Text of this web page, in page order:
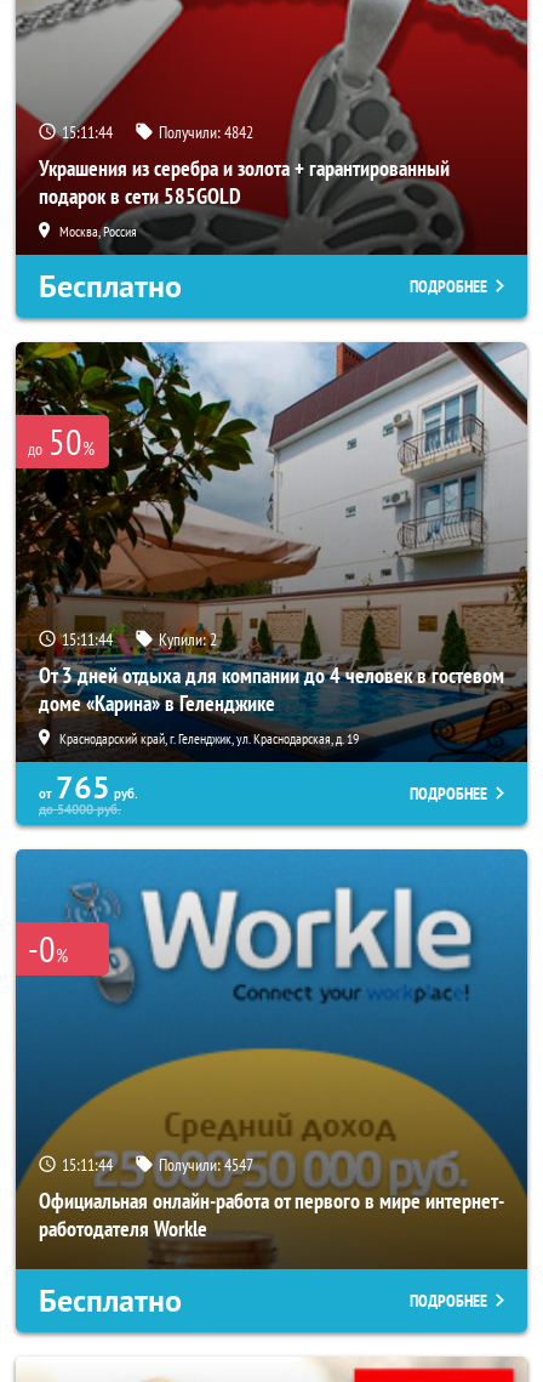
15:11:40 Получили:4842
Украшения из серебра и золота + гарантированный
подарок в сети 585GOLD
Москва, Россия
Бесплатно ПОДРОБНЕЕ
до 50%
15:11:40 Купили:2
От 3 дней отдыха для компании до 4 человек в гостевом
доме «Карина» в Геленджике
Краснодарский край, г. Геленджик, ул. Краснодарская, д. 19
от 765 руб.
до54000руб.
ПОДРОБНЕЕ
-0%
15:11:40 Получили:4547
Официальная онлайн-работа от первого в мире интернет-
работодателя Workle
Бесплатно ПОДРОБНЕЕ